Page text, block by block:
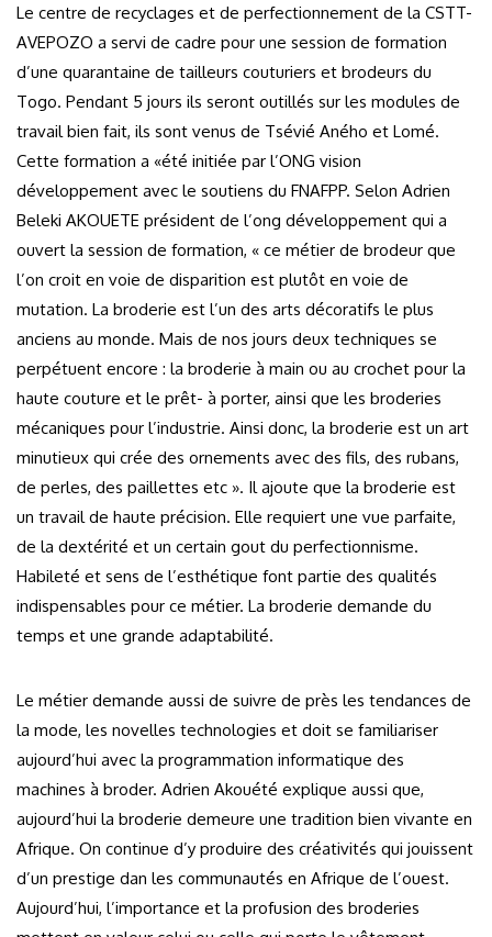
Le centre de recyclages et de perfectionnement de la CSTT-
AVEPOZO a servi de cadre pour une session de formation
d’une quarantaine de tailleurs couturiers et brodeurs du
Togo. Pendant 5 jours ils seront outillés sur les modules de
travail bien fait, ils sont venus de Tsévié Aného et Lomé.
Cette formation a «été initiée par l’ONG vision
développement avec le soutiens du FNAFPP. Selon Adrien
Beleki AKOUETE président de l’ong développement qui a
ouvert la session de formation, « ce métier de brodeur que
l’on croit en voie de disparition est plutôt en voie de
mutation. La broderie est l’un des arts décoratifs le plus
anciens au monde. Mais de nos jours deux techniques se
perpétuent encore : la broderie à main ou au crochet pour la
haute couture et le prêt- à porter, ainsi que les broderies
mécaniques pour l’industrie. Ainsi donc, la broderie est un art
minutieux qui crée des ornements avec des fils, des rubans,
de perles, des paillettes etc ». Il ajoute que la broderie est
un travail de haute précision. Elle requiert une vue parfaite,
de la dextérité et un certain gout du perfectionnisme.
Habileté et sens de l’esthétique font partie des qualités
indispensables pour ce métier. La broderie demande du
temps et une grande adaptabilité.
Le métier demande aussi de suivre de près les tendances de
la mode, les novelles technologies et doit se familiariser
aujourd’hui avec la programmation informatique des
machines à broder. Adrien Akouété explique aussi que,
aujourd’hui la broderie demeure une tradition bien vivante en
Afrique. On continue d’y produire des créativités qui jouissent
d’un prestige dan les communautés en Afrique de l’ouest.
Aujourd’hui, l’importance et la profusion des broderies